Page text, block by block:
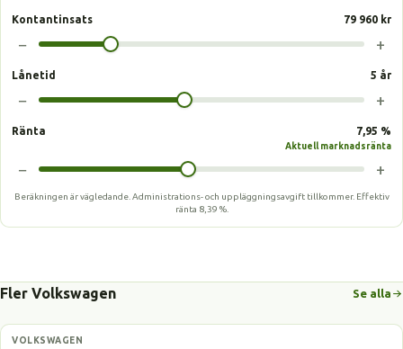
Kontantinsats 79 960 kr
− +
Lånetid 5 år
− +
Ränta 7,95 %
Aktuell marknadsränta
− +
Beräkningen är vägledande. Administrations- och uppläggningsavgift tillkommer. Effektiv
ränta 8,39 %.
Fler Volkswagen Se alla
Elbil
VOLKSWAGEN